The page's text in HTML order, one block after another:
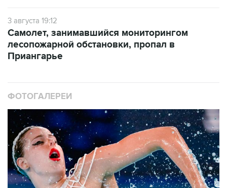
лесопожарной обстановки, пропал в
Приангарье